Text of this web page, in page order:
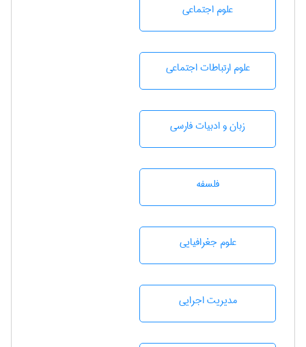
علوم اجتماعی
علوم ارتباطات اجتماعی
زبان و ادبيات فارسی
فلسفه
علوم جغرافيايی
مديريت اجرايی